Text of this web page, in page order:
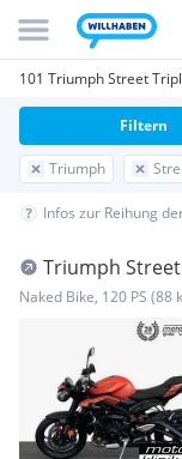
101 Triumph Street
Triumph
Filtern
Infos zur Reihung
Triumph Street
mit 4 J...
Naked Bike, 120 PS